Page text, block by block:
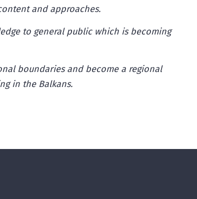
and approaches.
to general public which is becoming
boundaries and become a regional
in the Balkans.